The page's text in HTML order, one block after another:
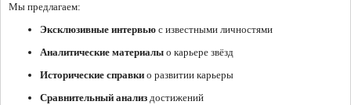
Мы предлагаем:
Эксклюзивные интервью с известными личностями
Аналитические материалы о карьере звёзд
Исторические справки о развитии карьеры
Сравнительный анализ достижений